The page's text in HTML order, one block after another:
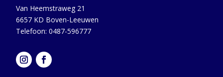
Van Heemstraweg 21
6657 KD Boven-Leeuwen
Telefoon: 0487-596777